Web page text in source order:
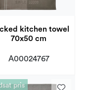
kitchen towel
70x50 cm
A00024767
pris